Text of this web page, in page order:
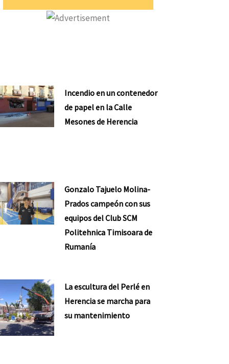
Incendio en un contenedor
de papel en la Calle
Mesones de Herencia
Gonzalo Tajuelo Molina-
Prados campeón con sus
equipos del Club SCM
Politehnica Timisoara de
Rumanía
La escultura del Perlé en
Herencia se marcha para
su mantenimiento